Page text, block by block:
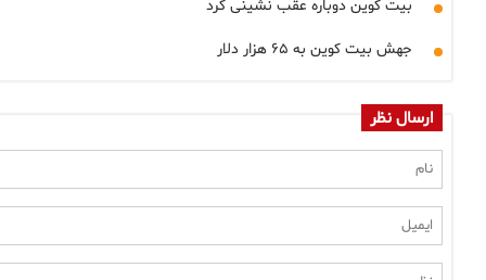
بیت کوین دوباره عقب نشینی کرد
جهش بیت کوین به ۶۵ هزار دلار
ارسال نظر